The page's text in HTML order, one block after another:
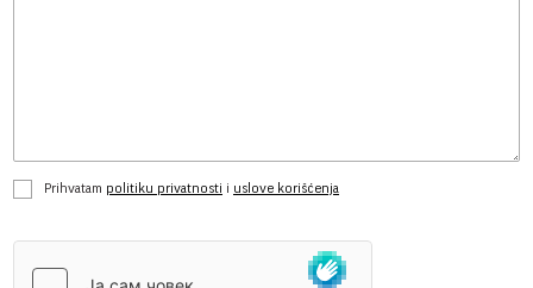
Prihvatam politiku privatnosti i uslove korišćenja